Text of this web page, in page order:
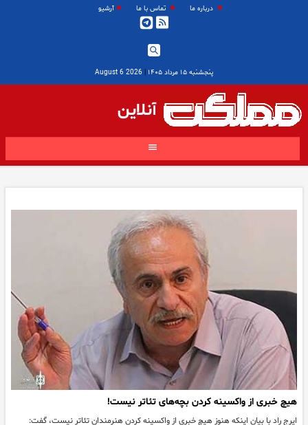
درباره ما تماس با ما آرشیو
پنجشنبه ۱۵ مرداد ۱۴۰۵ |
2026 August 6
آنلاین
هیچ خبری از واکسینه کردن بچه‌های تئاتر نیست!
ایرج راد با بیان اینکه هنوز هیچ خبری از واکسینه کردن هنرمندان تئاتر نیست، گفت: